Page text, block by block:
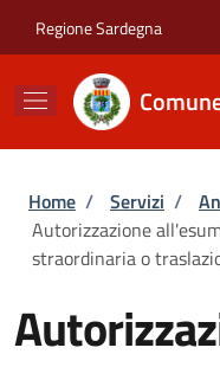
Regione Sardegna
Briciole di
Home / Servizi /
Autorizzazione
straordinaria o